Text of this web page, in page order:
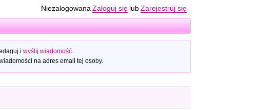
Niezalogowana Zaloguj się lub Zarejestruj się
i wyślij wiadomość.
na adres email tej osoby.